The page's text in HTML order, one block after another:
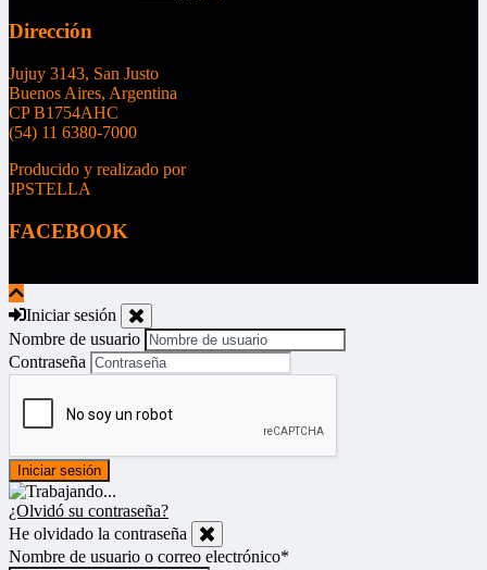
Dirección
Jujuy 3143, San Justo
Buenos Aires, Argentina
CP B1754AHC
(54) 11 6380-7000
Producido y realizado por
JPSTELLA
FACEBOOK
Iniciar sesión
Nombre de usuario
Contraseña
¿Olvidó su contraseña?
He olvidado la contraseña
Nombre de usuario o correo electrónico*